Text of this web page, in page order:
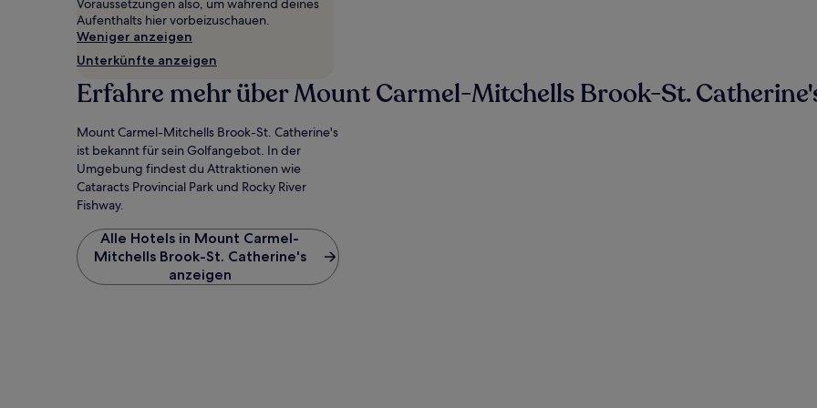
Preise
und
können
sich
ändern.
können
zusätzliche
Bedingungen
gelten.
Voraussetzungen also, um während deines
Aufenthalts hier vorbeizuschauen.
Weniger anzeigen
Unterkünfte anzeigen
Erfahre mehr über Mount Carmel-Mitchells Brook-St.
Mount Carmel-Mitchells Brook-St. Catherine's
ist bekannt für sein Golfangebot. In der
Umgebung findest du Attraktionen wie
Cataracts Provincial Park und Rocky River
Fishway.
Alle Hotels in Mount Carmel-
Mitchells Brook-St. Catherine's
anzeigen